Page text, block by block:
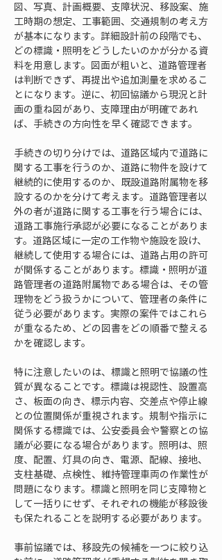
図、写真、計画概要、支障状況、移設案、施
工時期の想定、工事範囲、交通規制の考え方
が基本になります。詳細設計前の段階でも、
どの標識・照明をどうしたいのかが分かる資
料を用意します。図面が粗いと、道路管理者
は判断できず、再提出や追加測量を求めるこ
とになります。逆に、初回協議から現況と計
画の重ね図があり、支障理由が明確であれ
ば、手続きの方向性を早く確認できます。
手続きの切り分けでは、道路区域内で道路に
関する工事を行うのか、道路に物件を設けて
継続的に使用するのか、既設道路附属物を移
設するのかを分けて考えます。道路管理者以
外の者が道路に関する工事を行う場合には、
道路工事施行承認が必要になることがありま
す。道路区域に一定の工作物や施設を設け、
継続して使用する場合には、道路占用の許可
が関係することがあります。標識・照明が道
路管理者の道路附属物である場合は、その管
理物をどう扱うかについて、管理者の条件に
従う必要があります。実際の案件ではこれら
が重なるため、どの図書をどの順番で整える
かを確認します。
特に注意したいのは、標識と照明で協議の性
質が異なることです。標識は視認性、設置高
さ、板面の向き、標示内容、交差点や停止線
との位置関係が重視されます。規制や指示に
関係する標識では、公安委員会や警察との協
議が必要になる場合があります。照明は、照
度、配置、灯具の向き、電源、配線、接地、
支柱基礎、点検性、維持管理車両の作業性が
問題になります。標識と照明を同じ支障物と
して一括りにせず、それぞれの機能が移設後
も保たれることを説明する必要があります。
事前協議では、移設先の候補を一つに絞り込